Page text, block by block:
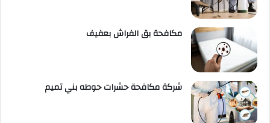
مكافحة بق الفراش بعفيف
شركة مكافحة حشرات حوطه بني تميم